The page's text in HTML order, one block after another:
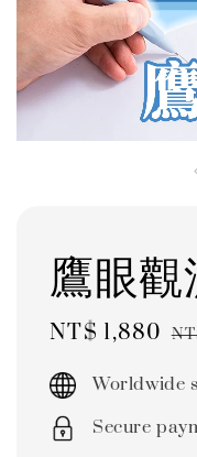
鷹眼觀
Sale
NT$ 1,880
Worldwide
Secure